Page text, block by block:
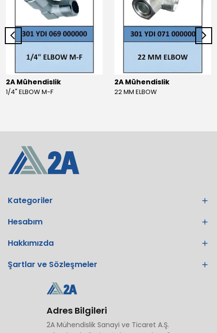
2A Mühendislik
1/4" ELBOW M-F
2A Mühendislik
22 MM ELBOW
Kategoriler
Hesabım
Hakkımızda
Şartlar ve Sözleşmeler
Adres Bilgileri
2A Mühendislik Sanayi ve Ticaret A.Ş.